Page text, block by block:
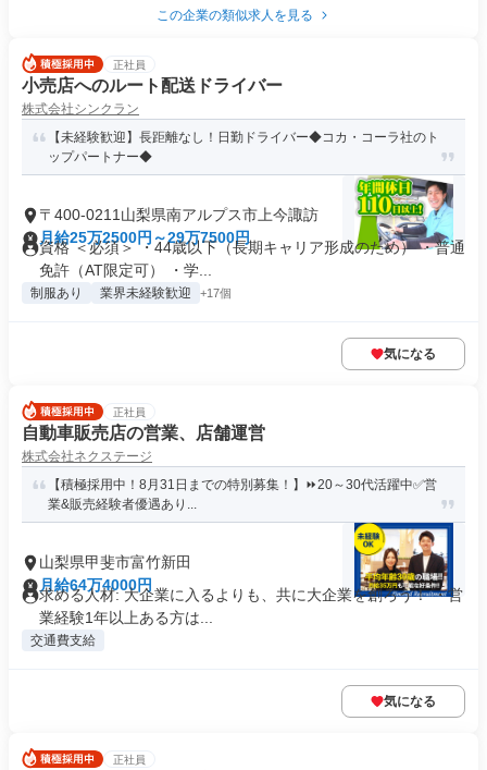
この企業の類似求人を見る
正社員
小売店へのルート配送ドライバー
株式会社シンクラン
【未経験歓迎】長距離なし！日勤ドライバー◆コカ・コーラ社のト
ップパートナー◆
〒400-0211山梨県南アルプス市上今諏訪
月給25万2500円～29万7500円
資格 ＜必須＞ ・44歳以下（長期キャリア形成のため） ・普通
免許（AT限定可） ・学...
制服あり 業界未経験歓迎 +17個
気になる
正社員
自動車販売店の営業、店舗運営
株式会社ネクステージ
【積極採用中！8月31日までの特別募集！】⏩️20～30代活躍中✅営
業&販売経験者優遇あり...
山梨県甲斐市富竹新田
月給64万4000円
求める人材: 大企業に入るよりも、共に大企業を創ろう！ ・営
業経験1年以上ある方は...
交通費支給
気になる
正社員